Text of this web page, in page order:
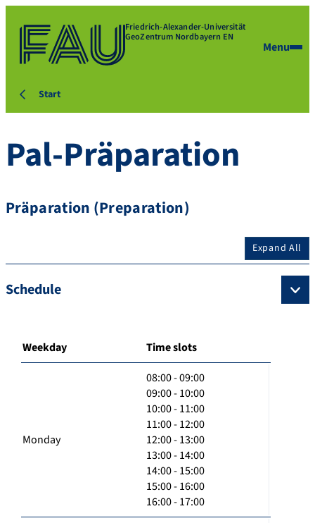
Friedrich-Alexander-Universität
GeoZentrum Nordbayern EN
Menu
Start
Pal-Präparation
Präparation (Preparation)
Expand All
Schedule
Weekday Time slots
Monday
08:00 - 09:00
09:00 - 10:00
10:00 - 11:00
11:00 - 12:00
12:00 - 13:00
13:00 - 14:00
14:00 - 15:00
15:00 - 16:00
16:00 - 17:00